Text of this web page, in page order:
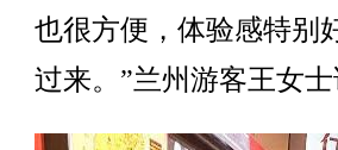
也很方便，体验感特别
过来。”兰州游客王女士